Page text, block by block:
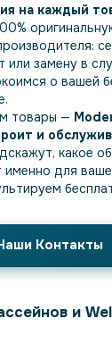
на каждый
или замену в
о вашей
товары —
и
какое
для
Контакты
и